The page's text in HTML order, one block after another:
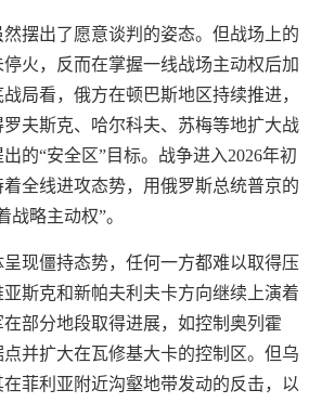
摆出了愿意谈判的姿态。但战场上的
火，反而在掌握一线战场主动权后加
局看，俄方在顿巴斯地区持续推进，
夫斯克、哈尔科夫、苏梅等地扩大战
的“安全区”目标。战争进入2026年初
全线进攻态势，用俄罗斯总统普京的
战略主动权”。
现僵持态势，任何一方都难以取得压
斯克和新帕夫利夫卡方向继续上演着
部分地段取得进展，如控制奥列霍
并扩大在瓦修基大卡的控制区。但乌
菲利亚附近沟壑地带发动的反击，以